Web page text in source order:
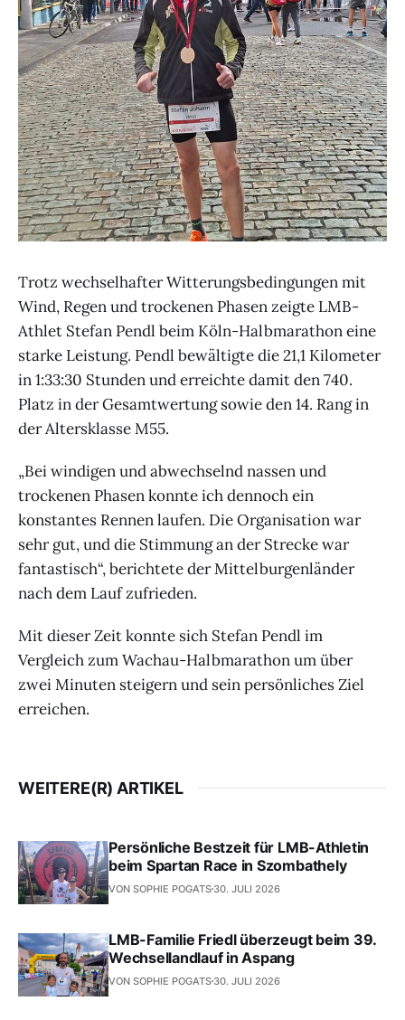
Trotz wechselhafter Witterungsbedingungen mit
Wind, Regen und trockenen Phasen zeigte LMB-
Athlet Stefan Pendl beim Köln-Halbmarathon eine
starke Leistung. Pendl bewältigte die 21,1 Kilometer
in 1:33:30 Stunden und erreichte damit den 740.
Platz in der Gesamtwertung sowie den 14. Rang in
der Altersklasse M55.
„Bei windigen und abwechselnd nassen und
trockenen Phasen konnte ich dennoch ein
konstantes Rennen laufen. Die Organisation war
sehr gut, und die Stimmung an der Strecke war
fantastisch“, berichtete der Mittelburgenländer
nach dem Lauf zufrieden.
Mit dieser Zeit konnte sich Stefan Pendl im
Vergleich zum Wachau-Halbmarathon um über
zwei Minuten steigern und sein persönliches Ziel
erreichen.
WEITERE(R) ARTIKEL
Persönliche Bestzeit für LMB-Athletin
beim Spartan Race in Szombathely
VON SOPHIE POGATS 30. JULI 2026
LMB-Familie Friedl überzeugt beim 39.
Wechsellandlauf in Aspang
VON SOPHIE POGATS 30. JULI 2026